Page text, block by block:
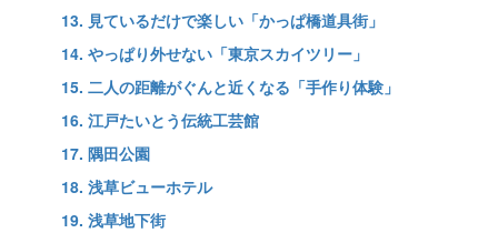
13. 見ているだけで楽しい「かっぱ橋道具街」
14. やっぱり外せない「東京スカイツリー」
15. 二人の距離がぐんと近くなる「手作り体験」
16. 江戸たいとう伝統工芸館
17. 隅田公園
18. 浅草ビューホテル
19. 浅草地下街